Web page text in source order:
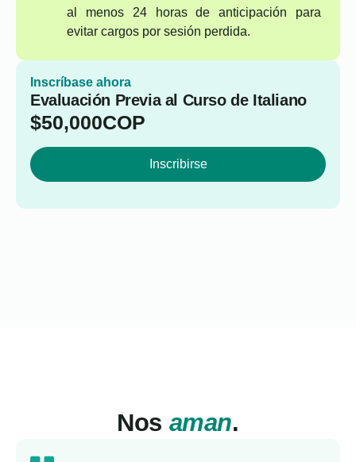
al menos 24 horas de anticipación para
evitar cargos por sesión perdida.
Inscríbase ahora
Evaluación Previa al Curso de Italiano
$50,000COP
Inscribirse
Nos aman.